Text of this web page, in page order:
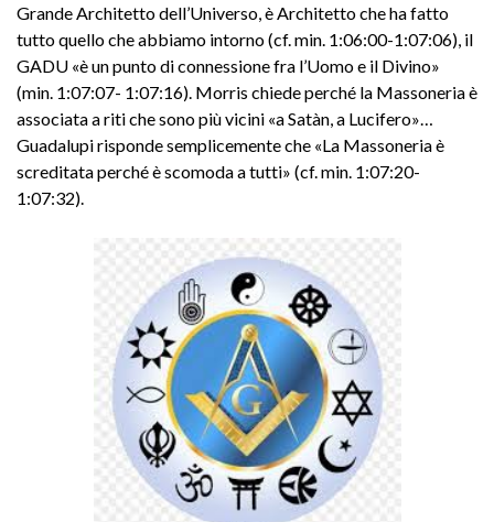
Grande Architetto dell’Universo, è Architetto che ha fatto
tutto quello che abbiamo intorno (cf. min. 1:06:00-1:07:06), il
GADU «è un punto di connessione fra l’Uomo e il Divino»
(min. 1:07:07- 1:07:16). Morris chiede perché la Massoneria è
associata a riti che sono più vicini «a Satàn, a Lucifero»…
Guadalupi risponde semplicemente che «La Massoneria è
screditata perché è scomoda a tutti» (cf. min. 1:07:20-
1:07:32).